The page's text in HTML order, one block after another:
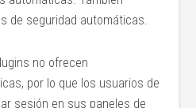
de seguridad automáticas.
no ofrecen
por lo que los usuarios de
sesión en sus paneles de